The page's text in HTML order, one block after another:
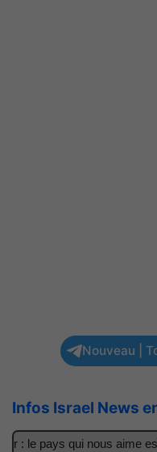
Nouveau |
Infos Israel News
: le pays qui nous aime est